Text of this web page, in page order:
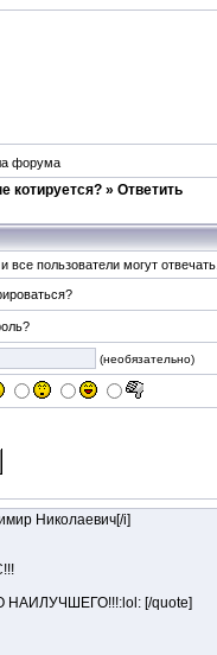
форума
котируется?» Ответить
пользователи могут отвечать.
(необязательно)